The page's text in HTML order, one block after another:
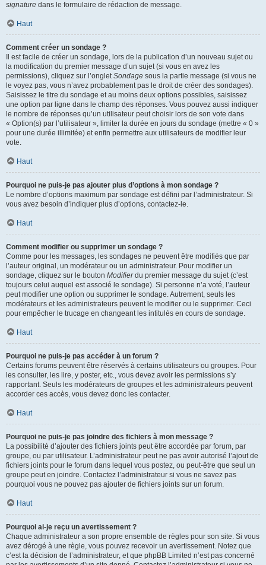
signature dans le formulaire de rédaction de message.
Haut
Comment créer un sondage ?
Il est facile de créer un sondage, lors de la publication d’un nouveau sujet ou
la modification du premier message d’un sujet (si vous en avez les
permissions), cliquez sur l’ongletSondage sous la partie message (si vous ne
le voyez pas, vous n’avez probablement pas le droit de créer des sondages).
Saisissez le titre du sondage et au moins deux options possibles, saisissez
une option par ligne dans le champ des réponses. Vous pouvez aussi indiquer
le nombre de réponses qu’un utilisateur peut choisir lors de son vote dans
« Option(s) par l’utilisateur », limiter la durée en jours du sondage (mettre « 0 »
pour une durée illimitée) et enfin permettre aux utilisateurs de modifier leur
vote.
Haut
Pourquoi ne puis-je pas ajouter plus d’options à mon sondage ?
Le nombre d’options maximum par sondage est défini par l’administrateur. Si
vous avez besoin d’indiquer plus d’options, contactez-le.
Haut
Comment modifier ou supprimer un sondage ?
Comme pour les messages, les sondages ne peuvent être modifiés que par
l’auteur original, un modérateur ou un administrateur. Pour modifier un
sondage, cliquez sur le bouton Modifierdu premier message du sujet (c’est
toujours celui auquel est associé le sondage). Si personne n’a voté, l’auteur
peut modifier une option ou supprimer le sondage. Autrement, seuls les
modérateurs et les administrateurs peuvent le modifier ou le supprimer. Ceci
pour empêcher le trucage en changeant les intitulés en cours de sondage.
Haut
Pourquoi ne puis-je pas accéder à un forum ?
Certains forums peuvent être réservés à certains utilisateurs ou groupes. Pour
les consulter, les lire, y poster, etc., vous devez avoir les permissions s’y
rapportant. Seuls les modérateurs de groupes et les administrateurs peuvent
accorder ces accès, vous devez donc les contacter.
Haut
Pourquoi ne puis-je pas joindre des fichiers à mon message ?
La possibilité d’ajouter des fichiers joints peut être accordée par forum, par
groupe, ou par utilisateur. L’administrateur peut ne pas avoir autorisé l’ajout de
fichiers joints pour le forum dans lequel vous postez, ou peut-être que seul un
groupe peut en joindre. Contactez l’administrateur si vous ne savez pas
pourquoi vous ne pouvez pas ajouter de fichiers joints sur un forum.
Haut
Pourquoi ai-je reçu un avertissement ?
Chaque administrateur a son propre ensemble de règles pour son site. Si vous
avez dérogé à une règle, vous pouvez recevoir un avertissement. Notez que
c’est la décision de l’administrateur, et que phpBB Limited n’est pas concerné